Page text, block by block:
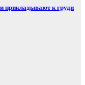
прикладывают к груди